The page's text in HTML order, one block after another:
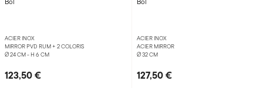
ACIER INOX
MIRROR PVD RUM + 2 COLORIS
Ø 24 CM - H 6 CM
123,50 €
ACIER INOX
ACIER MIRROR
Ø 32 CM
127,50 €